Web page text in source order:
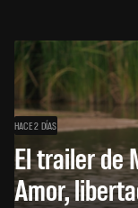
HACE 2 DÍAS
El trailer de
Amor,